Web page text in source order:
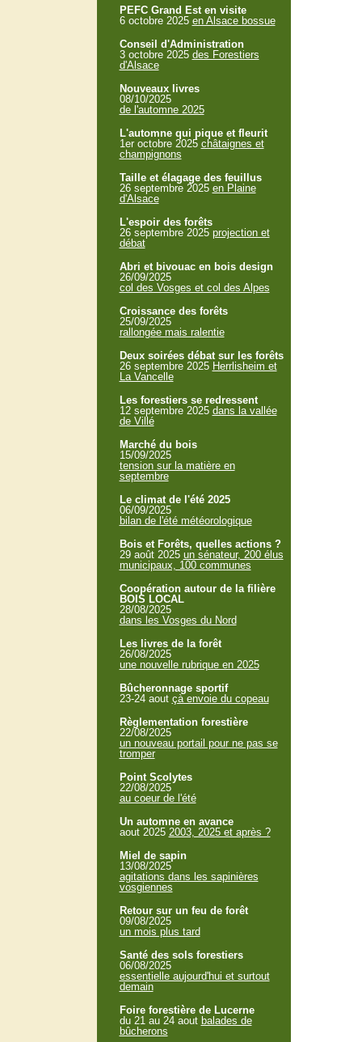
PEFC Grand Est en visite
6 octobre 2025 en Alsace bossue
Conseil d'Administration
3 octobre 2025 des Forestiers
d'Alsace
Nouveaux livres
08/10/2025
de l'automne 2025
L'automne qui pique et fleurit
1er octobre 2025 châtaignes et
champignons
Taille et élagage des feuillus
26 septembre 2025 en Plaine
d'Alsace
L'espoir des forêts
26 septembre 2025 projection et
débat
Abri et bivouac en bois design
26/09/2025
col des Vosges et col des Alpes
Croissance des forêts
25/09/2025
rallongée mais ralentie
Deux soirées débat sur les forêts
26 septembre 2025 Herrlisheim et
La Vancelle
Les forestiers se redressent
12 septembre 2025 dans la vallée
de Villé
Marché du bois
15/09/2025
tension sur la matière en
septembre
Le climat de l'été 2025
06/09/2025
bilan de l'été météorologique
Bois et Forêts, quelles actions ?
29 août 2025 un sénateur, 200 élus
municipaux, 100 communes
Coopération autour de la filière
BOIS LOCAL
28/08/2025
dans les Vosges du Nord
Les livres de la forêt
26/08/2025
une nouvelle rubrique en 2025
Bûcheronnage sportif
23-24 aout çà envoie du copeau
Règlementation forestière
22/08/2025
un nouveau portail pour ne pas se
tromper
Point Scolytes
22/08/2025
au coeur de l'été
Un automne en avance
aout 2025 2003, 2025 et après ?
Miel de sapin
13/08/2025
agitations dans les sapinières
vosgiennes
Retour sur un feu de forêt
09/08/2025
un mois plus tard
Santé des sols forestiers
06/08/2025
essentielle aujourd'hui et surtout
demain
Foire forestière de Lucerne
du 21 au 24 aout balades de
bûcherons